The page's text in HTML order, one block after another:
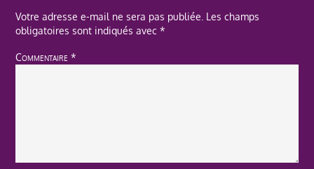
Votre adresse e-mail ne sera pas publiée. Les champs
obligatoires sont indiqués avec*
Commentaire*